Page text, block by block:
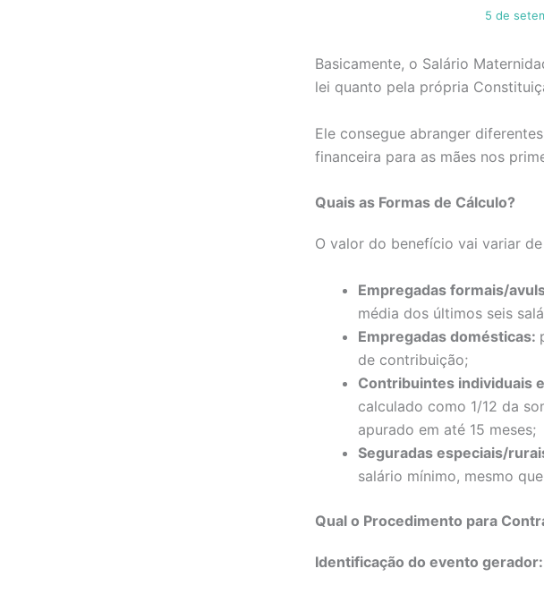
5 de
Basicamente, o Salário
lei quanto pela própria
Ele consegue abranger
financeira para as mães nos
Quais as Formas de Cálculo?
O valor do benefício vai variar
Empregadas formais/
média dos últimos seis
Empregadas domésticas:
de contribuição;
Contribuintes individuais
calculado como 1/12 da
apurado em até 15 meses;
Seguradas especiais/
salário mínimo, mesmo
Qual o Procedimento para
Identificação do evento gerador: